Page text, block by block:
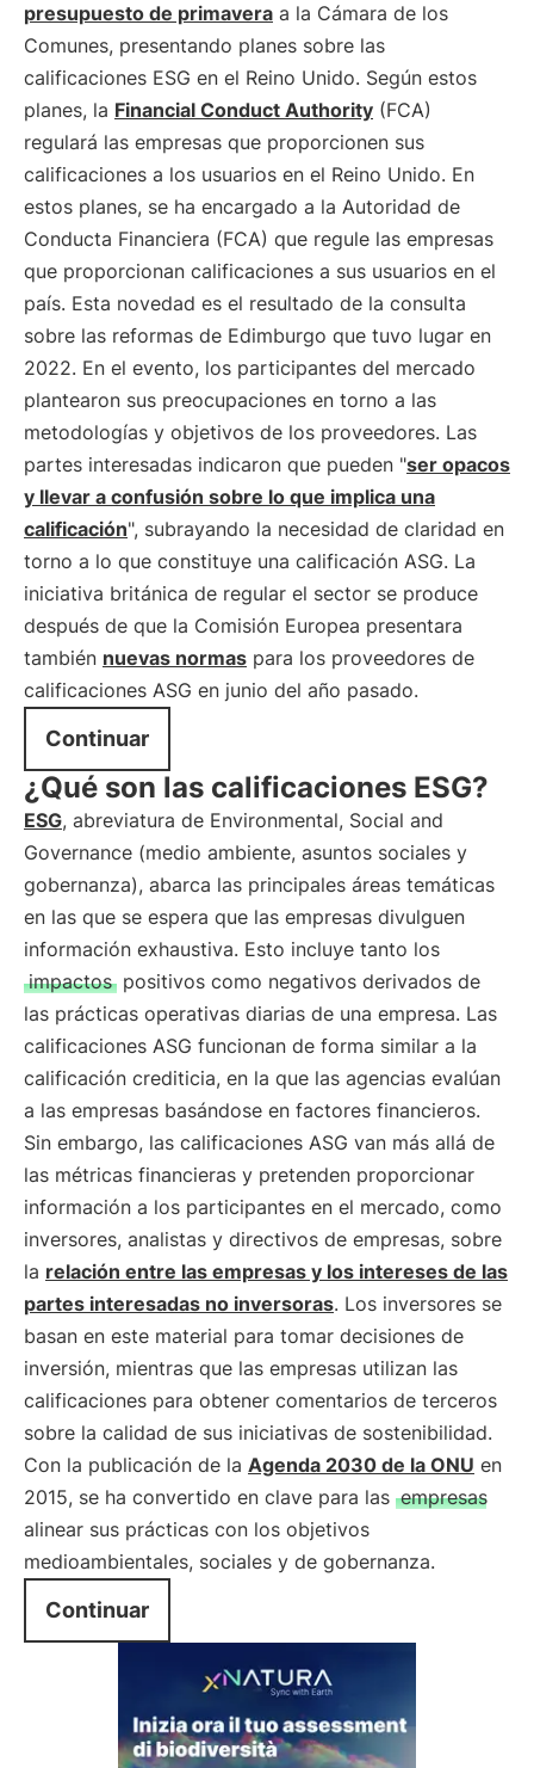
presupuesto de primavera a la Cámara de los
Comunes, presentando planes sobre las
calificaciones ESG en el Reino Unido. Según estos
planes, la Financial Conduct Authority (FCA)
regulará las empresas que proporcionen sus
calificaciones a los usuarios en el Reino Unido. En
estos planes, se ha encargado a la Autoridad de
Conducta Financiera (FCA) que regule las empresas
que proporcionan calificaciones a sus usuarios en el
país. Esta novedad es el resultado de la consulta
sobre las reformas de Edimburgo que tuvo lugar en
2022. En el evento, los participantes del mercado
plantearon sus preocupaciones en torno a las
metodologías y objetivos de los proveedores. Las
partes interesadas indicaron que pueden "ser opacos
y llevar a confusión sobre lo que implica una
calificación", subrayando la necesidad de claridad en
torno a lo que constituye una calificación ASG. La
iniciativa británica de regular el sector se produce
después de que la Comisión Europea presentara
también nuevas normas para los proveedores de
calificaciones ASG en junio del año pasado.
Continuar
¿Qué son las calificaciones ESG?
ESG, abreviatura de Environmental, Social and
Governance (medio ambiente, asuntos sociales y
gobernanza), abarca las principales áreas temáticas
en las que se espera que las empresas divulguen
información exhaustiva. Esto incluye tanto los
impactos positivos como negativos derivados de
las prácticas operativas diarias de una empresa. Las
calificaciones ASG funcionan de forma similar a la
calificación crediticia, en la que las agencias evalúan
a las empresas basándose en factores financieros.
Sin embargo, las calificaciones ASG van más allá de
las métricas financieras y pretenden proporcionar
información a los participantes en el mercado, como
inversores, analistas y directivos de empresas, sobre
la relación entre las empresas y los intereses de las
partes interesadas no inversoras. Los inversores se
basan en este material para tomar decisiones de
inversión, mientras que las empresas utilizan las
calificaciones para obtener comentarios de terceros
sobre la calidad de sus iniciativas de sostenibilidad.
Con la publicación de la Agenda 2030 de la ONU en
2015, se ha convertido en clave para las empresas
alinear sus prácticas con los objetivos
medioambientales, sociales y de gobernanza.
Continuar